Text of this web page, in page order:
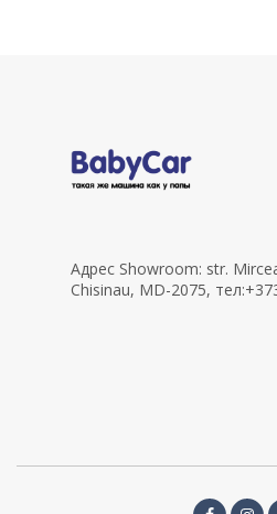
Адрес Showroom: str.
Chisinau, MD-2075,